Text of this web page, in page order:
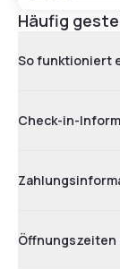
Häufig
So funktioniert
Check-in-
Öffnungszeiten